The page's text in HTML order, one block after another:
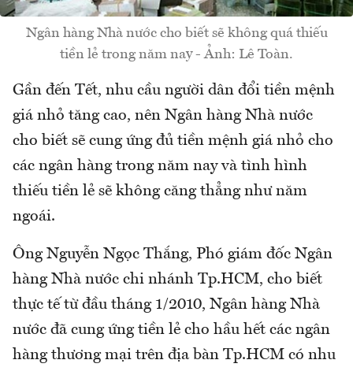
Ngân hàng Nhà nước cho biết sẽ không quá thiếu
tiền lẻ trong năm nay - Ảnh: Lê Toàn.
Gần đến Tết, nhu cầu người dân đổi tiền mệnh
giá nhỏ tăng cao, nên Ngân hàng Nhà nước
cho biết sẽ cung ứng đủ tiền mệnh giá nhỏ cho
các ngân hàng trong năm nay và tình hình
thiếu tiền lẻ sẽ không căng thẳng như năm
ngoái.
Ông Nguyễn Ngọc Thắng, Phó giám đốc Ngân
hàng Nhà nước chi nhánh Tp.HCM, cho biết
thực tế từ đầu tháng 1/2010, Ngân hàng Nhà
nước đã cung ứng tiền lẻ cho hầu hết các ngân
hàng thương mại trên địa bàn Tp.HCM có nhu